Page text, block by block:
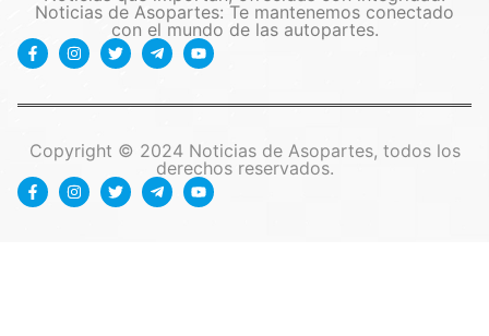
Noticias de Asopartes: Te mantenemos conectado
con el mundo de las autopartes.
Copyright © 2024 Noticias de Asopartes, todos los
derechos reservados.